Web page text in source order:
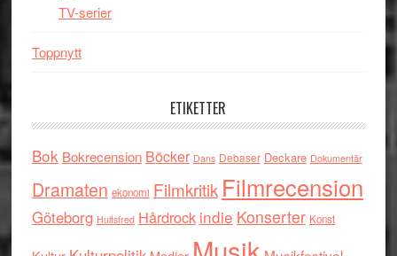
TV-serier
Toppnytt
ETIKETTER
Bok Bokrecension Böcker Dans Debaser Deckare Dokumentär
Dramaten ekonomi Filmkritik Filmrecension
Göteborg Hultsfred Hårdrock indie Konserter Konst